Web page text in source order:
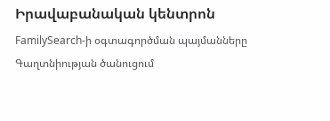
Իրավաբանական կենտրոն
FamilySearch-ի օգտագործման պայմանները
Գաղտնիության ծանուցում